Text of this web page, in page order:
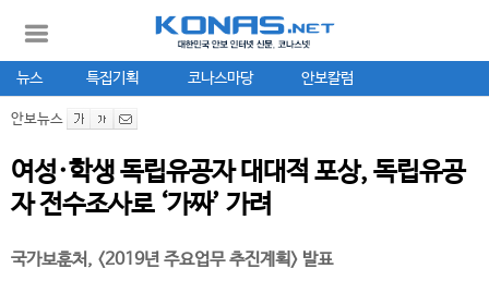
뉴스 특집기획 코나스마당 안보칼럼
안보뉴스
여성·학생 독립유공자 대대적 포상, 독립유공
자 전수조사로 ‘가짜’ 가려
국가보훈처, <2019년 주요업무 추진계획> 발표